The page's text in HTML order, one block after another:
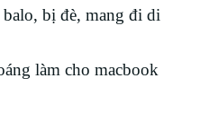
bị đè, mang đi di
làm cho macbook